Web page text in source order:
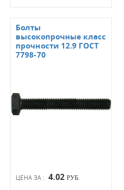
ЦЕНА ЗА : 4.02 РУБ.
Болты
высокопрочные класс
прочности 12.9 ГОСТ
7798-70